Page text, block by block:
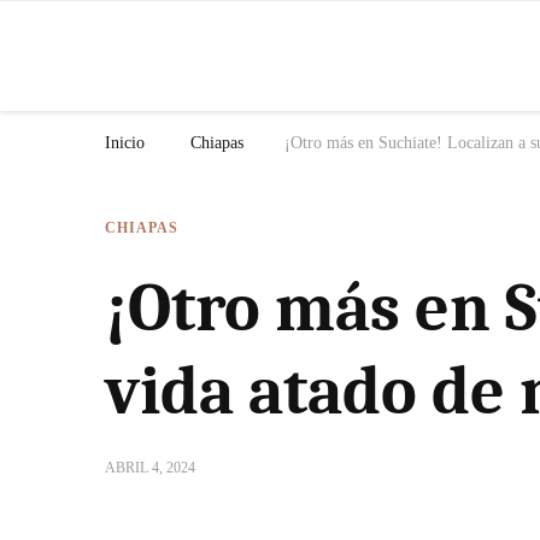
Inicio Chiapas ¡Otro más en Suchiate! Localizan a
CHIAPAS
¡Otro más en
vida atado de
ABRIL 4, 2024